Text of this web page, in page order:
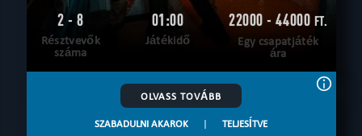
2 - 8
Résztvevők
száma
01:00
Játékidő
22000 - 44000 FT.
Egy csapatjáték
ára
OLVASS TOVÁBB
SZABADULNI AKAROK | TELJESÍTVE